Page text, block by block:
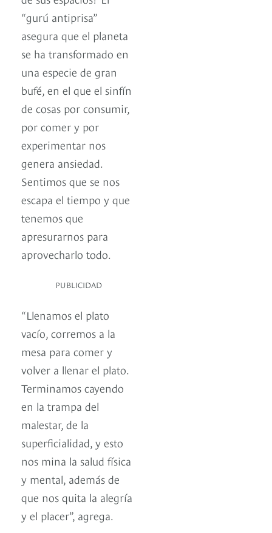
“gurú antiprisa”
asegura que el planeta
se ha transformado en
una especie de gran
bufé, en el que el sinfín
de cosas por consumir,
por comer y por
experimentar nos
genera ansiedad.
Sentimos que se nos
escapa el tiempo y que
tenemos que
apresurarnos para
aprovecharlo todo.
PUBLICIDAD
“Llenamos el plato
vacío, corremos a la
mesa para comer y
volver a llenar el plato.
Terminamos cayendo
en la trampa del
malestar, de la
superficialidad, y esto
nos mina la salud física
y mental, además de
que nos quita la alegría
y el placer”, agrega.